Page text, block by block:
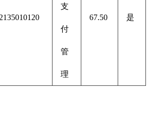
支
付
管
理
67.50 是